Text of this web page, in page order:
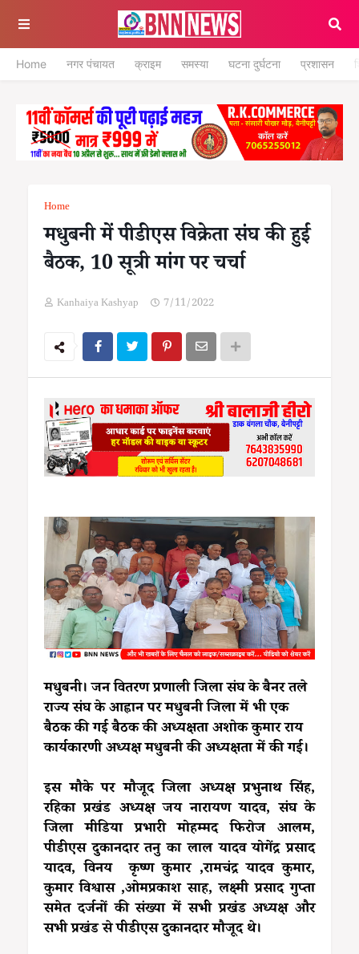
Home नगर पंचायत क्राइम समस्या घटना दुर्घटना प्रशासन
Home
मधुबनी में पीडीएस विक्रेता संघ की हुई
बैठक, 10 सूत्री मांग पर चर्चा
Kanhaiya Kashyap 7/11/2022
मधुबनी। जन वितरण प्रणाली जिला संघ के बैनर तले
राज्य संघ के आह्वान पर मधुबनी जिला में भी एक
बैठक की गई बैठक की अध्यक्षता अशोक कुमार राय
कार्यकारणी अध्यक्ष मधुबनी की अध्यक्षता में की गई।
इस मौके पर मौजूद जिला अध्यक्ष प्रभुनाथ सिंह,
रहिका प्रखंड अध्यक्ष जय नारायण यादव, संघ के
जिला मीडिया प्रभारी मोहम्मद फिरोज आलम,
पीडीएस दुकानदार तनु का लाल यादव योगेंद्र प्रसाद
यादव, विनय कृष्ण कुमार ,रामचंद्र यादव कुमार,
कुमार विश्वास ,ओमप्रकाश साह, लक्ष्मी प्रसाद गुप्ता
समेत दर्जनों की संख्या में सभी प्रखंड अध्यक्ष और
सभी प्रखंड से पीडीएस दुकानदार मौजूद थे।